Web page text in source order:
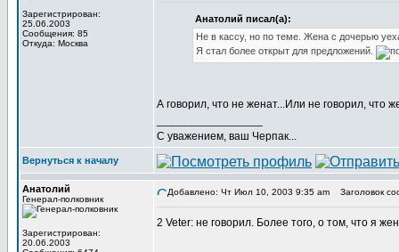
Зарегистрирован:
25.06.2003
Сообщения: 85
Откуда: Москва
Анатолий писал(а):
Не в кассу, но по теме. Жена с дочерью
Я стал более открыт для предложений.
А говорил, что не женат...Или не говорил, что
С уважением, ваш Черпак...
Вернуться к началу
Анатолий
Генерал-полковник
Зарегистрирован:
20.06.2003
Добавлено: Чт Июл 10, 2003 9:35 am Заголовок
2 Veter: не говорил. Более того, о том, что я